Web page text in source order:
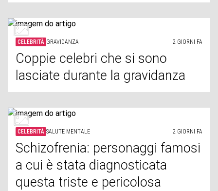
CELEBRITÀ GRAVIDANZA 2 GIORNI FA
Coppie celebri che si sono
lasciate durante la gravidanza
CELEBRITÀ SALUTE MENTALE 2 GIORNI FA
Schizofrenia: personaggi famosi
a cui è stata diagnosticata
questa triste e pericolosa